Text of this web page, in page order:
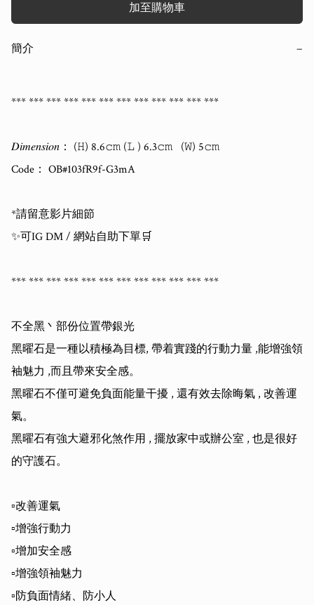
加至購物車
簡介 −
*** *** *** *** *** *** *** *** *** *** *** ***
𝐷𝑖𝑚𝑒𝑛𝑠𝑖𝑜𝑛： (𝙷) 8.6𝚌𝚖 (𝙻 ) 6.3𝚌𝚖   (𝚆) 5𝚌𝚖
Code： OB#103fR9f-G3mA
*請留意影片細節
✨可IG DM / 網站自助下單🛒
*** *** *** *** *** *** *** *** *** *** *** ***
不全黑丶部份位置帶銀光
黑曜石是一種以積極為目標, 帶着實踐的行動力量 ,能增強領
袖魅力 ,而且帶來安全感。
黑曜石不僅可避免負面能量干擾 , 還有效去除晦氣 , 改善運
氣。
黑曜石有強大避邪化煞作用 , 擺放家中或辦公室 , 也是很好
的守護石。
▫️改善運氣
▫️增強行動力
▫️增加安全感
▫️增強領袖魅力
▫️防負面情緒、防小人